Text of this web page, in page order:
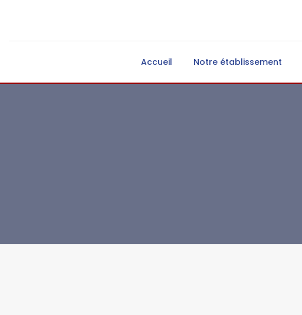
Accueil Notre établissement